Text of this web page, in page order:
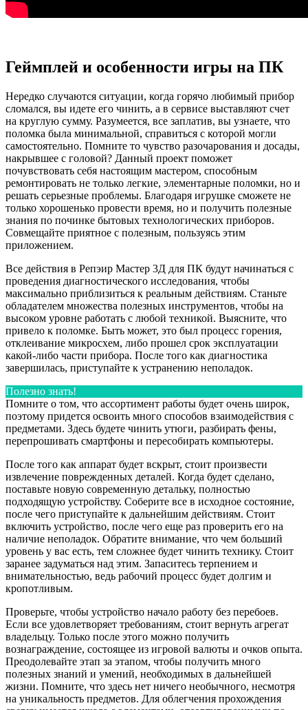
Геймплей и особенности игры на ПК
Нередко случаются ситуации, когда горячо любимый прибор
сломался, вы идете его чинить, а в сервисе выставляют счет
на круглую сумму. Разумеется, все заплатив, вы узнаете, что
поломка была минимальной, справиться с которой могли
самостоятельно. Помните то чувство разочарования и досады,
накрывшее с головой? Данный проект поможет
почувствовать себя настоящим мастером, способным
ремонтировать не только легкие, элементарные поломки, но и
решать серьезные проблемы. Благодаря игрушке сможете не
только хорошенько провести время, но и получить полезные
знания по починке бытовых технологических приборов.
Совмещайте приятное с полезным, пользуясь этим
приложением.
Все действия в Репэир Мастер 3Д для ПК будут начинаться с
проведения диагностического исследования, чтобы
максимально приблизиться к реальным действиям. Станьте
обладателем множества полезных инструментов, чтобы на
высоком уровне работать с любой техникой. Выясните, что
привело к поломке. Быть может, это был процесс горения,
отклеивание микросхем, либо прошел срок эксплуатации
какой-либо части прибора. После того как диагностика
завершилась, приступайте к устранению неполадок.
Полезно знать!
Помните о том, что ассортимент работы будет очень широк,
поэтому придется освоить много способов взаимодействия с
предметами. Здесь будете чинить утюги, разбирать фены,
перепрошивать смартфоны и пересобирать компьютеры.
После того как аппарат будет вскрыт, стоит произвести
извлечение поврежденных деталей. Когда будет сделано,
поставьте новую современную детальку, полностью
подходящую устройству. Соберите все в исходное состояние,
после чего приступайте к дальнейшим действиям. Стоит
включить устройство, после чего еще раз проверить его на
наличие неполадок. Обратите внимание, что чем больший
уровень у вас есть, тем сложнее будет чинить технику. Стоит
заранее задуматься над этим. Запаситесь терпением и
внимательностью, ведь рабочий процесс будет долгим и
кропотливым.
Проверьте, чтобы устройство начало работу без перебоев.
Если все удовлетворяет требованиям, стоит вернуть агрегат
владельцу. Только после этого можно получить
вознаграждение, состоящее из игровой валюты и очков опыта.
Преодолевайте этап за этапом, чтобы получить много
полезных знаний и умений, необходимых в дальнейшей
жизни. Помните, что здесь нет ничего необычного, несмотря
на уникальность предметов. Для облегчения прохождения